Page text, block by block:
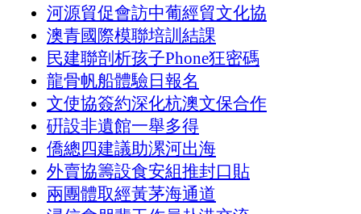
河源貿促會訪中葡經貿文化協
澳青國際模聯培訓結課
民建聯剖析孩子Phone狂密碼
龍骨帆船體驗日報名
文使協簽約深化杭澳文保合作
硏設非遺館一舉多得
僑總四建議助漯河出海
外賣協籌設食安組推封口貼
兩團體取經黃茅海通道